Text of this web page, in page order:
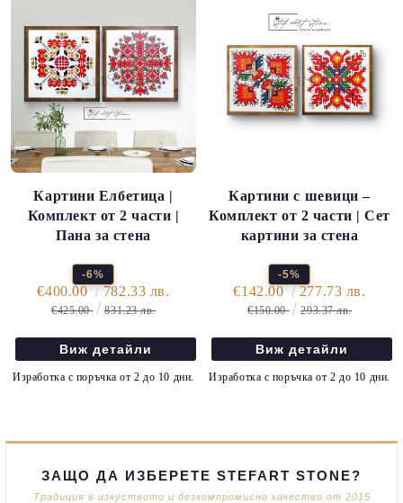
Картини Елбетица |
Комплект от 2 части |
Пана за стена
-6%
€400.00 782.33 лв.
€425.00 831.23 лв.
Виж детайли
Изработка с поръчка от 2 до 10 дни.
Картини с шевици –
Комплект от 2 части | Сет
картини за стена
-5%
€142.00 277.73 лв.
€150.00 293.37 лв.
Виж детайли
Изработка с поръчка от 2 до 10 дни.
ЗАЩО ДА ИЗБЕРЕТЕ STEFART STONE?
Традиция в изкуството и безкомпромисно качество от 2015